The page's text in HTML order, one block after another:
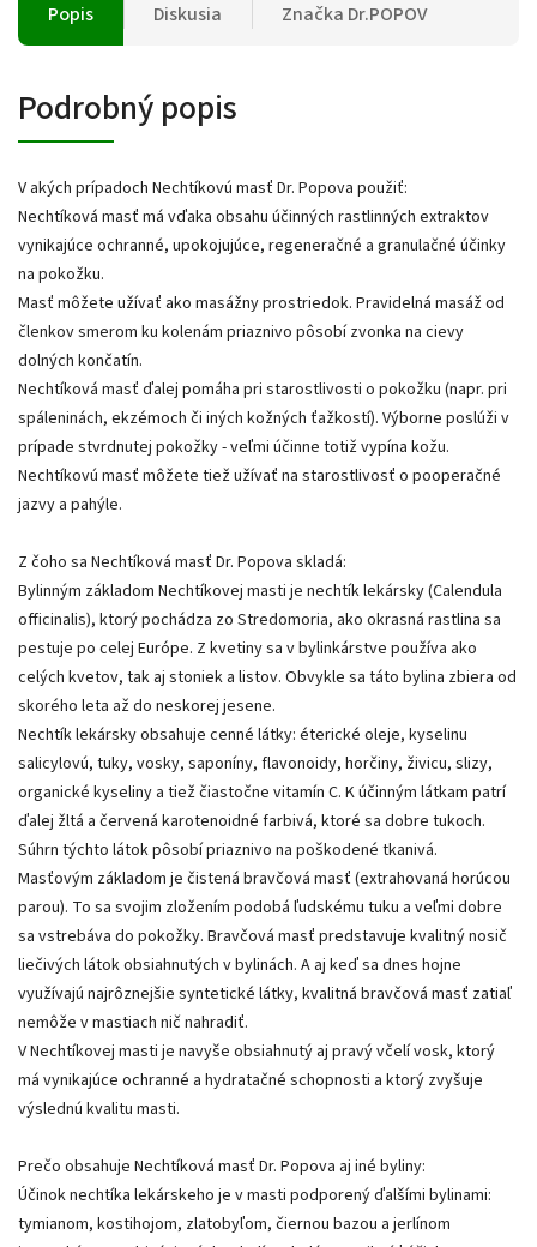
Popis Diskusia Značka Dr.POPOV
Podrobný popis
V akých prípadoch Nechtíkovú masť Dr. Popova použiť:
Nechtíková masť má vďaka obsahu účinných rastlinných extraktov
vynikajúce ochranné, upokojujúce, regeneračné a granulačné účinky
na pokožku.
Masť môžete užívať ako masážny prostriedok. Pravidelná masáž od
členkov smerom ku kolenám priaznivo pôsobí zvonka na cievy
dolných končatín.
Nechtíková masť ďalej pomáha pri starostlivosti o pokožku (napr. pri
spáleninách, ekzémoch či iných kožných ťažkostí). Výborne poslúži v
prípade stvrdnutej pokožky - veľmi účinne totiž vypína kožu.
Nechtíkovú masť môžete tiež užívať na starostlivosť o pooperačné
jazvy a pahýle.
Z čoho sa Nechtíková masť Dr. Popova skladá:
Bylinným základom Nechtíkovej masti je nechtík lekársky (Calendula
officinalis), ktorý pochádza zo Stredomoria, ako okrasná rastlina sa
pestuje po celej Európe. Z kvetiny sa v bylinkárstve používa ako
celých kvetov, tak aj stoniek a listov. Obvykle sa táto bylina zbiera od
skorého leta až do neskorej jesene.
Nechtík lekársky obsahuje cenné látky: éterické oleje, kyselinu
salicylovú, tuky, vosky, saponíny, flavonoidy, horčiny, živicu, slizy,
organické kyseliny a tiež čiastočne vitamín C. K účinným látkam patrí
ďalej žltá a červená karotenoidné farbivá, ktoré sa dobre tukoch.
Súhrn týchto látok pôsobí priaznivo na poškodené tkanivá.
Masťovým základom je čistená bravčová masť (extrahovaná horúcou
parou). To sa svojim zložením podobá ľudskému tuku a veľmi dobre
sa vstrebáva do pokožky. Bravčová masť predstavuje kvalitný nosič
liečivých látok obsiahnutých v bylinách. A aj keď sa dnes hojne
využívajú najrôznejšie syntetické látky, kvalitná bravčová masť zatiaľ
nemôže v mastiach nič nahradiť.
V Nechtíkovej masti je navyše obsiahnutý aj pravý včelí vosk, ktorý
má vynikajúce ochranné a hydratačné schopnosti a ktorý zvyšuje
výslednú kvalitu masti.
Prečo obsahuje Nechtíková masť Dr. Popova aj iné byliny:
Účinok nechtíka lekárskeho je v masti podporený ďalšími bylinami:
tymianom, kostihojom, zlatobyľom, čiernou bazou a jerlínom